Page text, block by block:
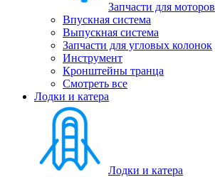
Запчасти для моторов
Впускная система
Выпускная система
Запчасти для угловых колонок
Инструмент
Кронштейны транца
Смотреть все
Лодки и катера
Лодки и катера